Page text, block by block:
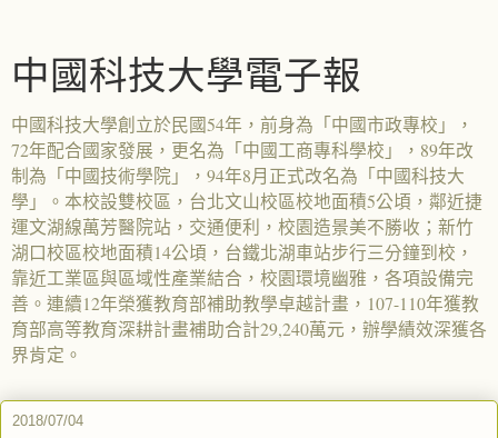
中國科技大學電子報
中國科技大學創立於民國54年，前身為「中國市政專校」，
72年配合國家發展，更名為「中國工商專科學校」，89年改
制為「中國技術學院」，94年8月正式改名為「中國科技大
學」。本校設雙校區，台北文山校區校地面積5公頃，鄰近捷
運文湖線萬芳醫院站，交通便利，校園造景美不勝收；新竹
湖口校區校地面積14公頃，台鐵北湖車站步行三分鐘到校，
靠近工業區與區域性產業結合，校園環境幽雅，各項設備完
善。連續12年榮獲教育部補助教學卓越計畫，107-110年獲教
育部高等教育深耕計畫補助合計29,240萬元，辦學績效深獲各
界肯定。
2018/07/04